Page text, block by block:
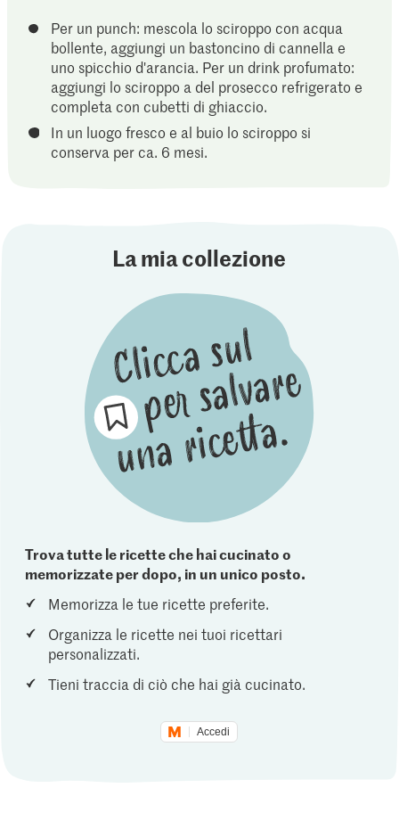
Per un punch: mescola lo sciroppo con acqua
bollente, aggiungi un bastoncino di cannella e
uno spicchio d'arancia. Per un drink profumato:
aggiungi lo sciroppo a del prosecco refrigerato e
completa con cubetti di ghiaccio.
In un luogo fresco e al buio lo sciroppo si
conserva per ca. 6 mesi.
La mia collezione
Trova tutte le ricette che hai cucinato o
memorizzate per dopo, in un unico posto.
Memorizza le tue ricette preferite.
Organizza le ricette nei tuoi ricettari
personalizzati.
Tieni traccia di ciò che hai già cucinato.
Accedi